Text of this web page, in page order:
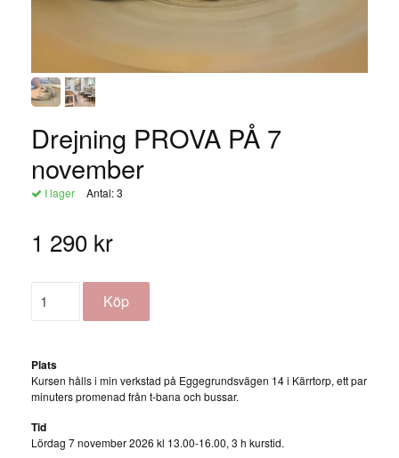
Drejning PROVA PÅ 7
november
I lager Antal:3
1 290 kr
Plats
Kursen hålls i min verkstad på Eggegrundsvägen 14 i Kärrtorp, ett par
minuters promenad från t-bana och bussar.
Tid
Lördag 7 november 2026 kl 13.00-16.00, 3 h kurstid.